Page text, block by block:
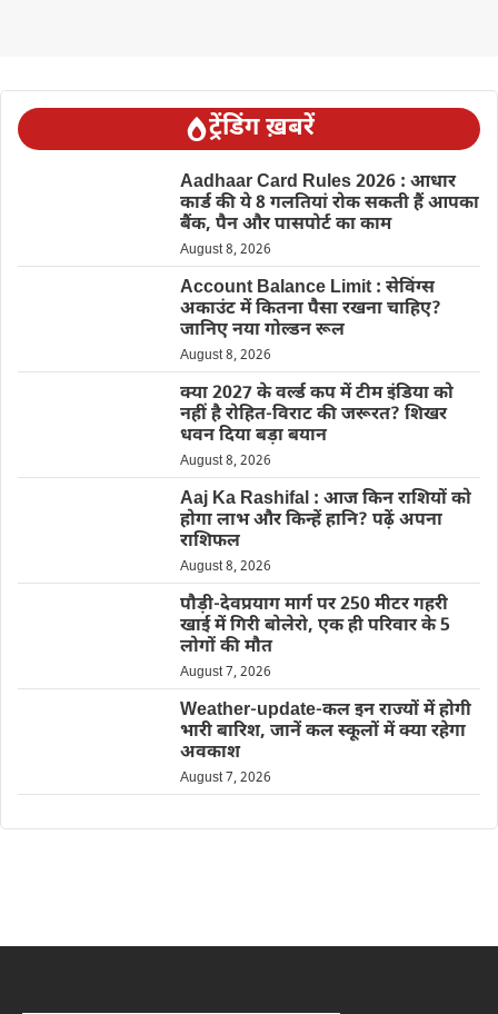
ट्रेंडिंग ख़बरें
Aadhaar Card Rules 2026 : आधार
कार्ड की ये 8 गलतियां रोक सकती हैं आपका
बैंक, पैन और पासपोर्ट का काम
August 8, 2026
Account Balance Limit : सेविंग्स
अकाउंट में कितना पैसा रखना चाहिए?
जानिए नया गोल्डन रूल
August 8, 2026
क्या 2027 के वर्ल्ड कप में टीम इंडिया को
नहीं है रोहित-विराट की जरूरत? शिखर
धवन दिया बड़ा बयान
August 8, 2026
Aaj Ka Rashifal : आज किन राशियों को
होगा लाभ और किन्हें हानि? पढ़ें अपना
राशिफल
August 8, 2026
पौड़ी-देवप्रयाग मार्ग पर 250 मीटर गहरी
खाई में गिरी बोलेरो, एक ही परिवार के 5
लोगों की मौत
August 7, 2026
Weather-update-कल इन राज्यों में होगी
भारी बारिश, जानें कल स्कूलों में क्या रहेगा
अवकाश
August 7, 2026